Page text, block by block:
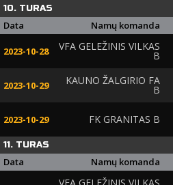
10. TURAS
Data Namų komanda
2023-10-28 VFA GELEŽINIS VILKAS
B
2023-10-29 KAUNO ŽALGIRIO FA
B
2023-10-29 FK GRANITAS B
11. TURAS
Data Namų komanda